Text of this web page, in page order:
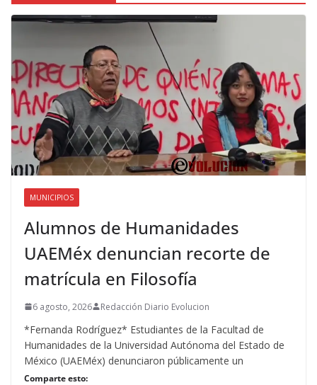
MUNICIPIOS
Alumnos de Humanidades
UAEMéx denuncian recorte de
matrícula en Filosofía
6 agosto, 2026 Redacción Diario Evolucion
*Fernanda Rodríguez* Estudiantes de la Facultad de
Humanidades de la Universidad Autónoma del Estado de
México (UAEMéx) denunciaron públicamente un
Comparte esto: